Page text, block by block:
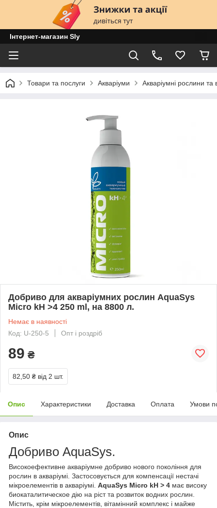
Інтернет-магазин Sly
Товари та послуги Акваріуми Акваріумні рослини
Добриво для акваріумних рослин AquaSys
Micro kH >4 250 ml, на 8800 л.
Немає в наявності
Код: U-250-5
Опт і роздріб
89 ₴
82,50 ₴ від 2 шт.
Опис Характеристики Доставка Оплата Умови
Опис
Добриво AquaSys.
Високоефективне акваріумне добриво нового покоління для
рослин в акваріумі. Застосовується для компенсації нестачі
мікроелементів в акваріумі. AquaSys Micro kH > 4 має високу
биокаталитическое дію на ріст та розвиток водних рослин.
Містить, крім мікроелементів, вітамінний комплекс і майже